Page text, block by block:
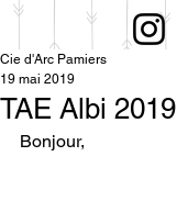
TAE Albi 2019
Cie d'Arc Pamiers
19 mai 2019
Bonjour,